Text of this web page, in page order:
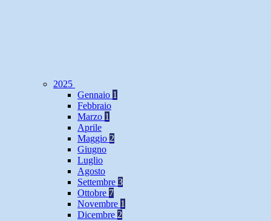
2025
Gennaio 1
Febbraio
Marzo 1
Aprile
Maggio 2
Giugno
Luglio
Agosto
Settembre 3
Ottobre 7
Novembre 1
Dicembre 2